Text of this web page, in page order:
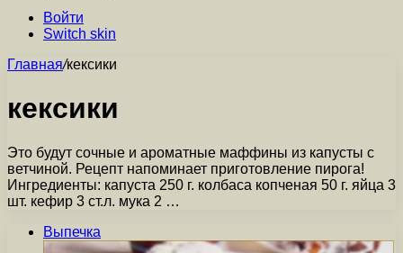
Войти
Switch skin
Главная/кексики
кексики
Это будут сочные и ароматные маффины из капусты с
ветчиной. Рецепт напоминает приготовление пирога!
Ингредиенты: капуста 250 г. колбаса копченая 50 г. яйца 3
шт. кефир 3 ст.л. мука 2 …
Выпечка